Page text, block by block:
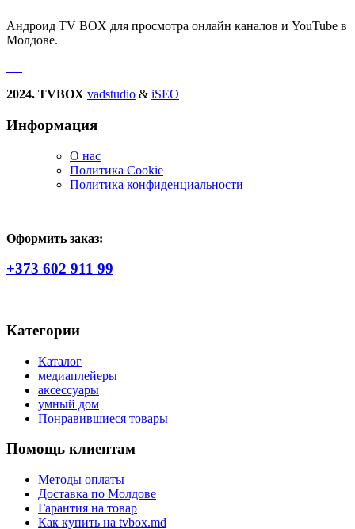
Андроид TV BOX для просмотра онлайн каналов и YouTube в
Молдове.
2024. TVBOX vadstudio & iSEO
Информация
О нас
Политика Сookie
Политика конфиденциальности
Оформить заказ:
+373 602 911 99
Категории
Каталог
медиаплейеры
аксессуары
умный дом
Понравившиеся товары
Помощь клиентам
Методы оплаты
Доставка по Молдове
Гарантия на товар
Как купить на tvbox.md